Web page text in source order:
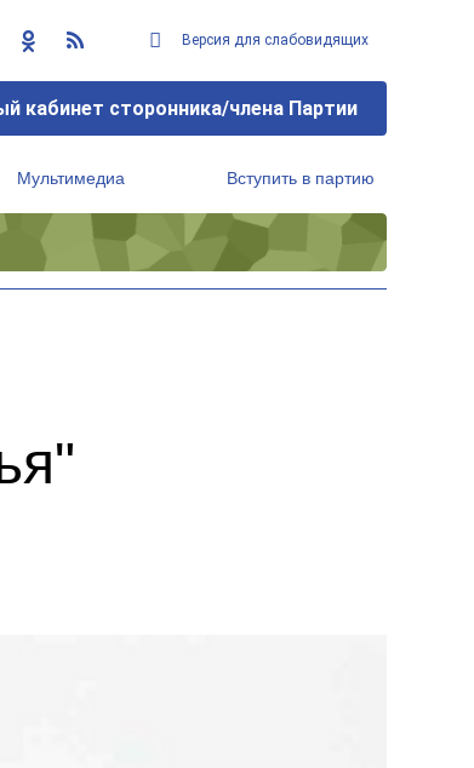
Версия для слабовидящих
кабинет сторонника/члена Партии
Мультимедиа Вступить в партию